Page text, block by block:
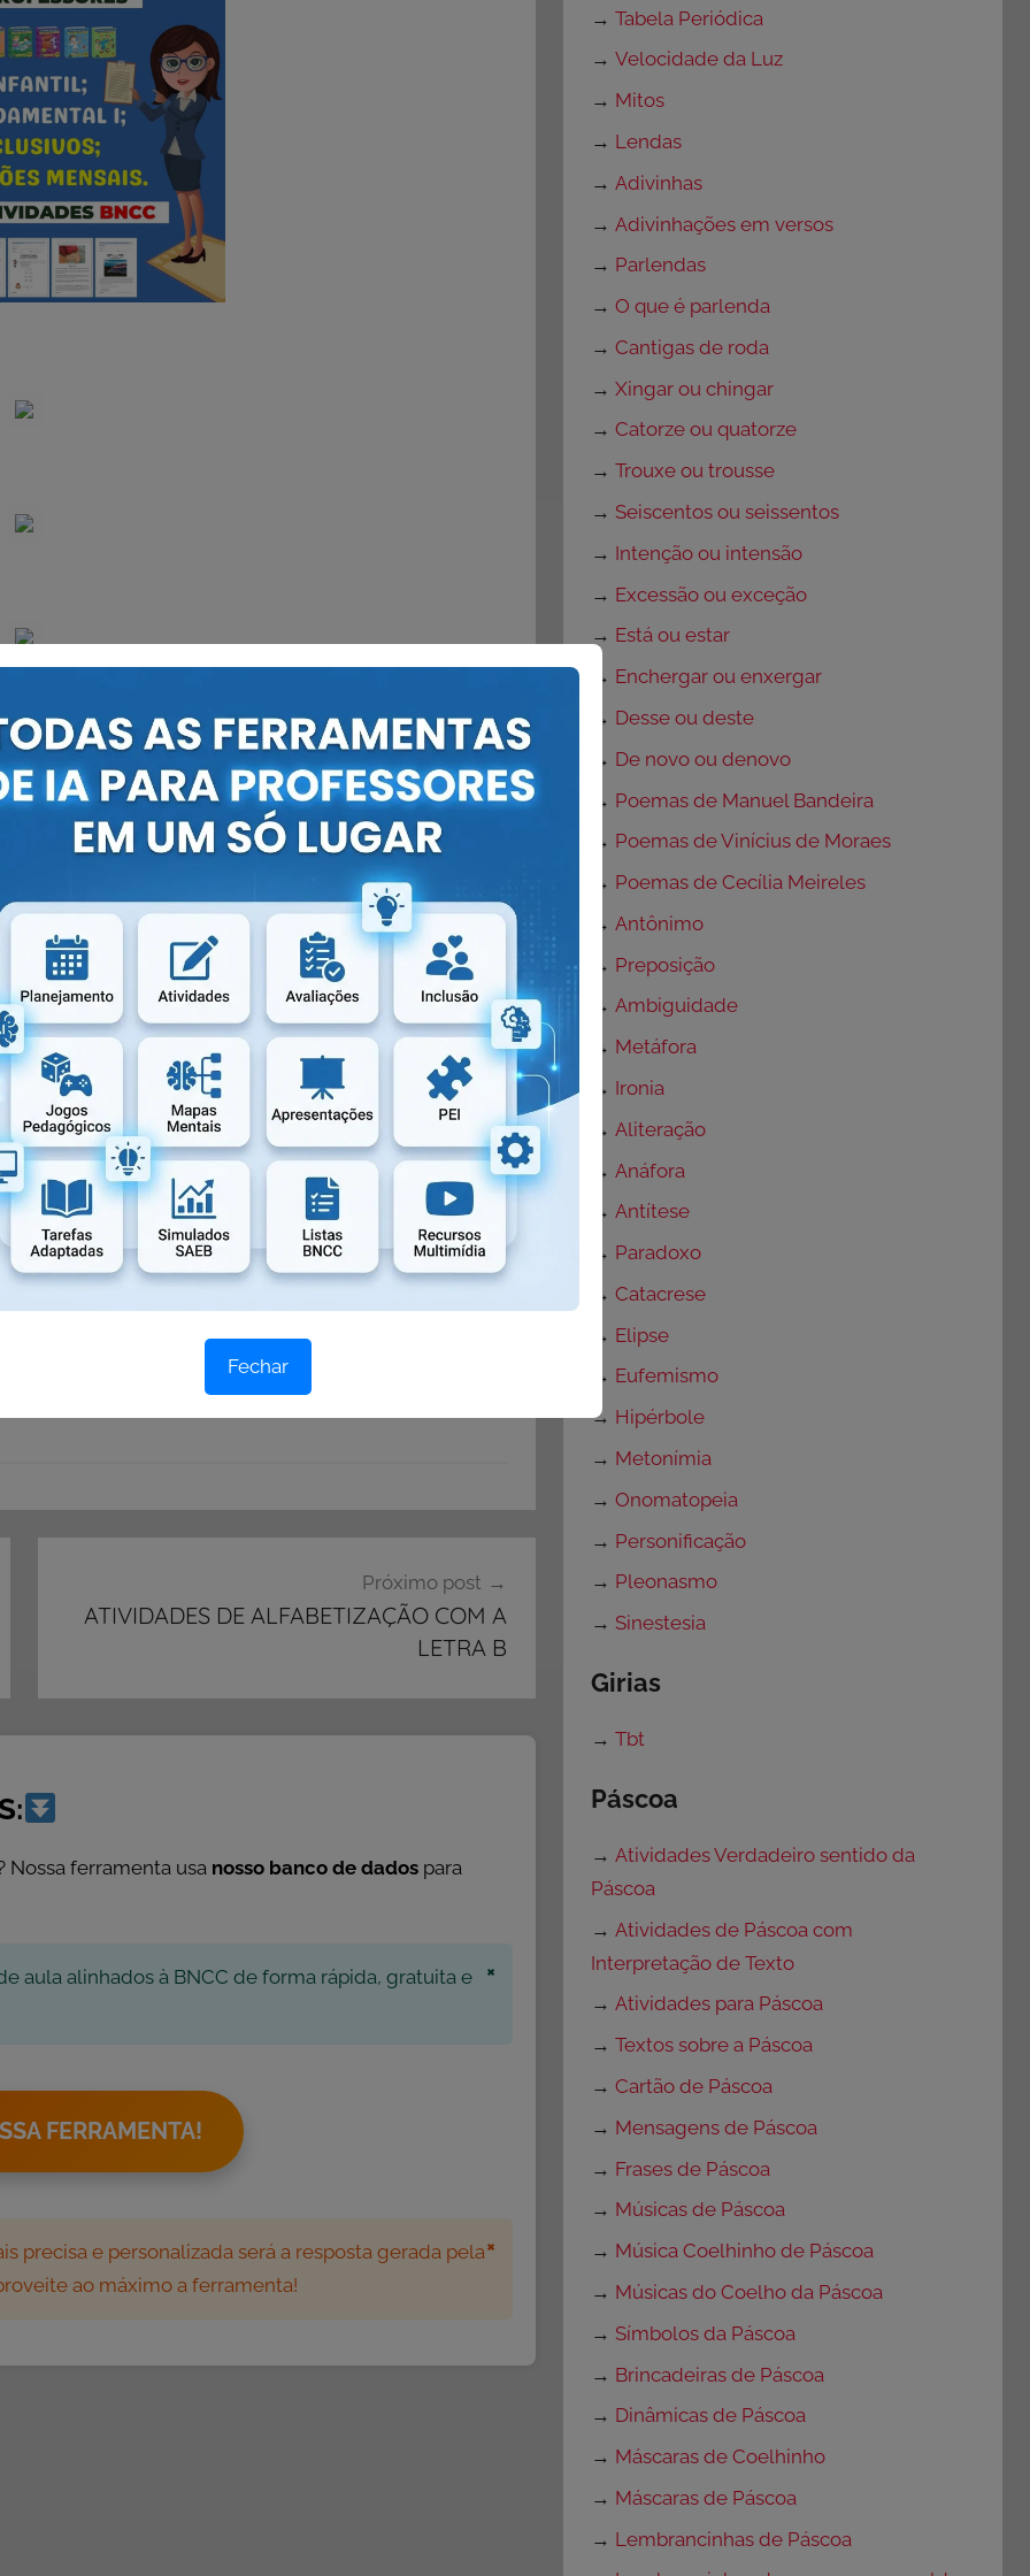
Próximo post
ATIVIDADES DE ALFABETIZAÇÃO COM A
LETRA B
Nossa ferramenta usa nosso banco de dados para
aula alinhados à BNCC de forma rápida, gratuita e ×
FERRAMENTA!
precisa e personalizada será a resposta gerada pela
ao máximo a ferramenta!
×
→Tabela Periódica
→Velocidade da Luz
→ Mitos
→ Lendas
→Adivinhas
→Adivinhações em versos
→ Parlendas
→O que é parlenda
→Cantigas de roda
→Xingar ou chingar
→Catorze ou quatorze
→Trouxe ou trousse
→ Seiscentos ou seissentos
→ Intenção ou intensão
→ Excessão ou exceção
→ Está ou estar
→ Enchergar ou enxergar
→ Desse ou deste
→ De novo ou denovo
→ Poemas de Manuel Bandeira
→ Poemas de Vinícius de Moraes
→ Poemas de Cecília Meireles
→Antônimo
→ Preposição
→Ambiguidade
→ Metáfora
→ Ironia
→Aliteração
→Anáfora
→Antítese
→ Paradoxo
→Catacrese
→ Elipse
→ Eufemismo
→ Hipérbole
→ Metonímia
→Onomatopeia
→ Personificação
→ Pleonasmo
→ Sinestesia
Girias
→Tbt
Páscoa
→Atividades Verdadeiro sentido da
Páscoa
→Atividades de Páscoa com
Interpretação de Texto
→Atividades para Páscoa
→Textos sobre a Páscoa
→Cartão de Páscoa
→ Mensagens de Páscoa
→ Frases de Páscoa
→ Músicas de Páscoa
→ Música Coelhinho de Páscoa
→ Músicas do Coelho da Páscoa
→ Símbolos da Páscoa
→ Brincadeiras de Páscoa
→ Dinâmicas de Páscoa
→ Máscaras de Coelhinho
→ Máscaras de Páscoa
→ Lembrancinhas de Páscoa
Fechar